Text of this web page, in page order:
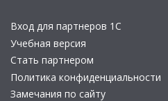
Вход для партнеров 1С
Учебная версия
Стать партнером
Политика конфиденциальности
Замечания по сайту